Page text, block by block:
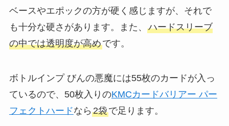
ベースやエポックの方が硬く感じますが、それで
も十分な硬さがあります。また、 ハードスリーブ
の中では透明度が高めです。
ボトルインプ びんの悪魔には55枚のカードが入っ
ているので、50枚入りのKMCカードバリアー パー
フェクトハードなら 2袋で足ります。